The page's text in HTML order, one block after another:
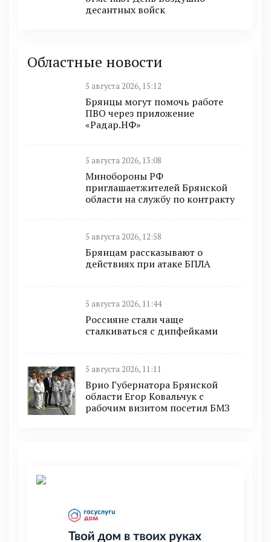
десантных войск
Областные новости
5 августа 2026, 15:12
Брянцы могут помочь работе
ПВО через приложение
«Радар.НФ»
5 августа 2026, 13:08
Минобoроны РФ
приглaшaетжитeлeй Брянской
области на службу по контракту
5 августа 2026, 12:58
Брянцам рассказывают о
действиях при атаке БПЛА
5 августа 2026, 11:44
Россияне стали чаще
сталкиваться с дипфейками
5 августа 2026, 11:11
Врио Губернатора Брянской
области Егор Ковальчук с
рабочим визитом посетил БМЗ